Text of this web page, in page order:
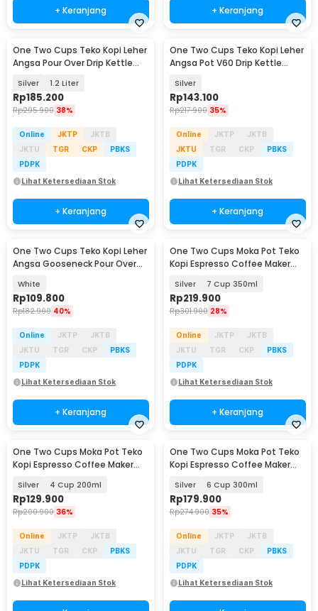
+ Keranjang + Keranjang
One Two Cups Teko Kopi Leher
Angsa Pour Over Drip Kettle
Silver 1.2 Liter
Rp185.200
Rp295.900 38%
Online JKTP
JKTB
JKTU
TGR CKP
PBKS
PDPK
Lihat Ketersediaan Stok
+ Keranjang
One Two Cups Teko Kopi Leher
Angsa Pot V60 Drip Kettle
Silver
Rp143.100
Rp217.900 35%
Online JKTP
JKTB
JKTU
TGR CKP
PBKS
PDPK
Lihat Ketersediaan Stok
+ Keranjang
One Two Cups Teko Kopi Leher
Angsa Gooseneck Pour Over
White
Rp109.800
Rp182.900 40%
Online JKTP
JKTB
JKTU
TGR CKP
PBKS
PDPK
Lihat Ketersediaan Stok
+ Keranjang
One Two Cups Moka Pot Teko
Kopi Espresso Coffee Maker
Silver 7 Cup 350ml
Rp219.900
Rp301.900 28%
Online JKTP
JKTB
JKTU
TGR CKP
PBKS
PDPK
Lihat Ketersediaan Stok
+ Keranjang
One Two Cups Moka Pot Teko
Kopi Espresso Coffee Maker
Silver 4 Cup 200ml
Rp129.900
Rp200.900 36%
Online JKTP
JKTB
JKTU
TGR CKP
PBKS
PDPK
Lihat Ketersediaan Stok
One Two Cups Moka Pot Teko
Kopi Espresso Coffee Maker
Silver 6 Cup 300ml
Rp179.900
Rp274.900 35%
Online JKTP
JKTB
JKTU
TGR CKP
PBKS
PDPK
Lihat Ketersediaan Stok